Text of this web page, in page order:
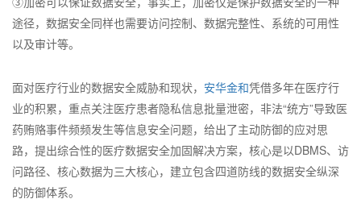
途径，数据安全同样也需要访问控制、数据完整性、系统的可用性
以及审计等。
面对医疗行业的数据安全威胁和现状， 安华金和凭借多年在医疗行
业的积累，重点关注医疗患者隐私信息批量泄密，非法“统方”导致医
药贿赂事件频频发生等信息安全问题，给出了主动防御的应对思
路，提出综合性的医疗数据安全加固解决方案，核心是以DBMS、访
问路径、核心数据为三大核心，建立包含四道防线的数据安全纵深
的防御体系。